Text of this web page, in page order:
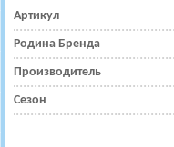
Артикул
Родина Бренда
Производитель
Сезон